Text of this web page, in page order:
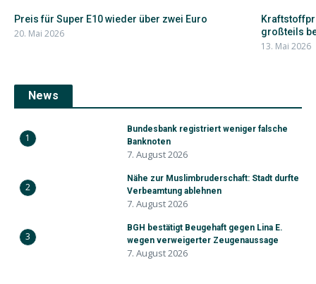
Preis für Super E10 wieder über zwei Euro
20. Mai 2026
großteils
13. Mai 2026
News
1
Bundesbank registriert weniger falsche
Banknoten
7. August 2026
2
Nähe zur Muslimbruderschaft: Stadt durfte
Verbeamtung ablehnen
7. August 2026
3
BGH bestätigt Beugehaft gegen Lina E.
wegen verweigerter Zeugenaussage
7. August 2026